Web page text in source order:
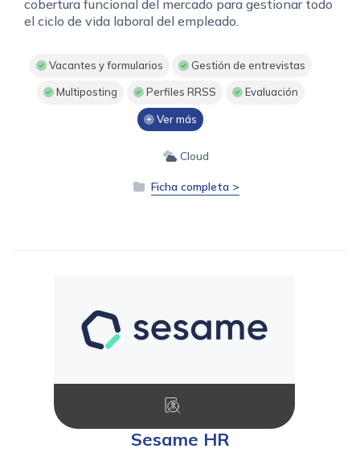
cobertura funcional del mercado para gestionar todo
el ciclo de vida laboral del empleado.
Vacantes y formularios Gestión de entrevistas
Multiposting Perfiles RRSS Evaluación
Ver más
Cloud
Ficha completa >
Sesame HR